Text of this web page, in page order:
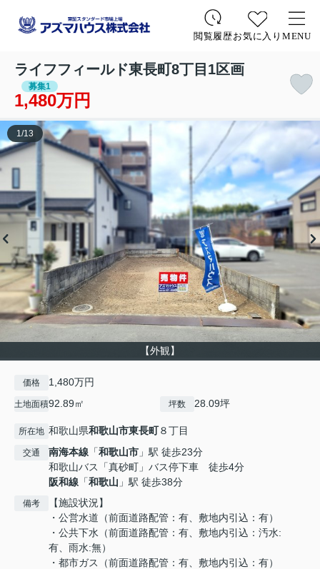
閲覧履歴お気に入り MENU
ライフフィールド東長町8丁目1区画
募集1
1,480万円
【外観】
1 /13
価格 1,480万円
土地面積92.89㎡ 坪数 28.09坪
所在地 和歌山県和歌山市東長町８丁目
交通 南海本線 「和歌山市 」駅 徒歩23分
和歌山バス「真砂町」バス停下車 徒歩4分
阪和線 「和歌山 」駅 徒歩38分
備考
【施設状況】
・公営水道（前面道路配管：有、敷地内引込：有）
・公共下水（前面道路配管：有、敷地内引込：汚水:
有、雨水:無）
・都市ガス（前面道路配管：有、敷地内引込：有）